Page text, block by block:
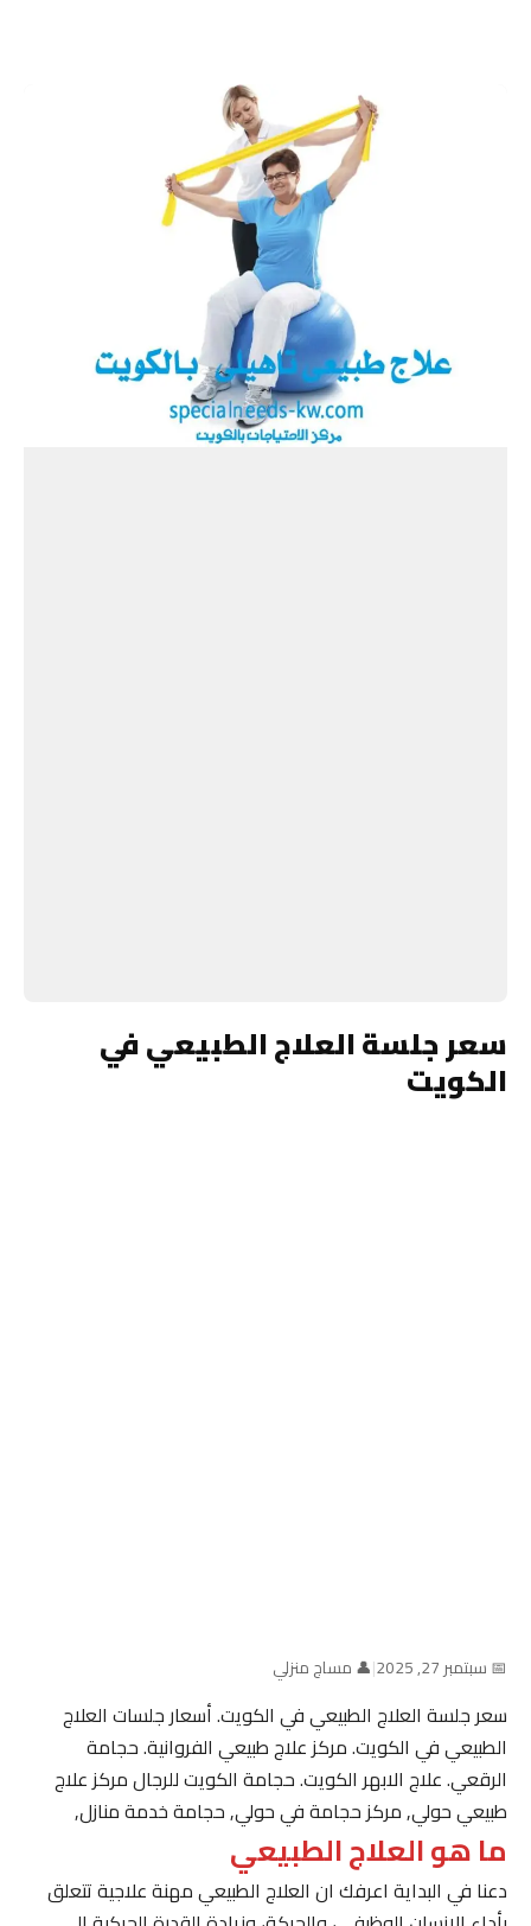
سعر جلسة العلاج الطبيعي في
الكويت
📅 سبتمبر 27, 2025 |👤 مساج منزلي
سعر جلسة العلاج الطبيعي في الكويت. أسعار جلسات العلاج
الطبيعي في الكويت. مركز علاج طبيعي الفروانية. حجامة
الرقعي. علاج الابهر الكويت. حجامة الكويت للرجال مركز علاج
طبيعي حولي, مركز حجامة في حولي, حجامة خدمة منازل,
ما هو العلاج الطبيعي
دعنا في البداية اعرفك ان العلاج الطبيعي مهنة علاجية تتعلق